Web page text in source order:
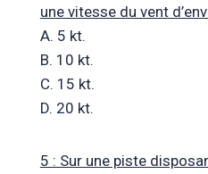
une vitesse du vent
A. 5 kt.
B. 10 kt.
C. 15 kt.
D. 20 kt.
5 : Sur une piste